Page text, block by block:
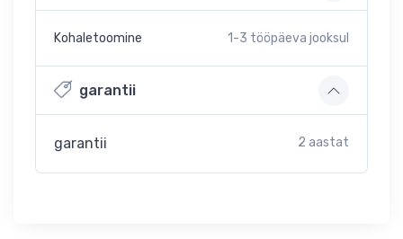
Kohaletoomine 1-3 tööpäeva jooksul
garantii
garantii 2 aastat